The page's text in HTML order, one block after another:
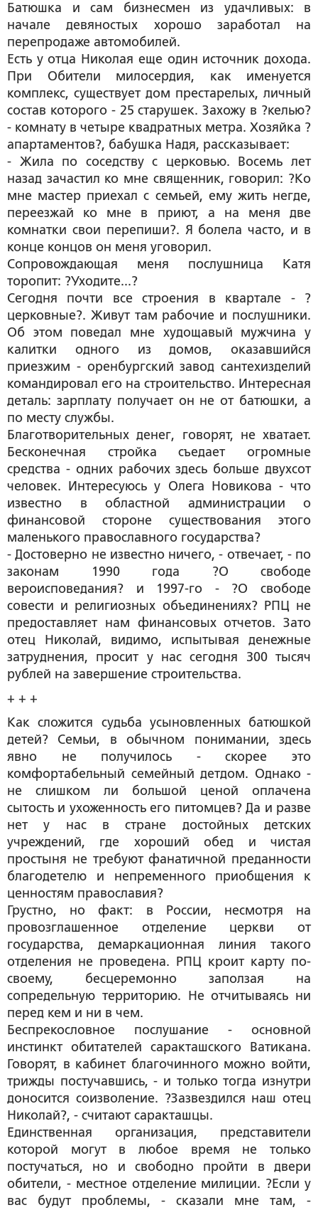
Батюшка и сам бизнесмен из удачливых: в
начале девяностых хорошо заработал на
перепродаже автомобилей.
Есть у отца Николая еще один источник дохода.
При Обители милосердия, как именуется
комплекс, существует дом престарелых, личный
состав которого - 25 старушек. Захожу в ?келью?
- комнату в четыре квадратных метра. Хозяйка ?
апартаментов?, бабушка Надя, рассказывает:
- Жила по соседству с церковью. Восемь лет
назад зачастил ко мне священник, говорил: ?Ко
мне мастер приехал с семьей, ему жить негде,
переезжай ко мне в приют, а на меня две
комнатки свои перепиши?. Я болела часто, и в
конце концов он меня уговорил.
Сопровождающая меня послушница Катя
торопит: ?Уходите...?
Сегодня почти все строения в квартале - ?
церковные?. Живут там рабочие и послушники.
Об этом поведал мне худощавый мужчина у
калитки одного из домов, оказавшийся
приезжим - оренбургский завод сантехизделий
командировал его на строительство. Интересная
деталь: зарплату получает он не от батюшки, а
по месту службы.
Благотворительных денег, говорят, не хватает.
Бесконечная стройка съедает огромные
средства - одних рабочих здесь больше двухсот
человек. Интересуюсь у Олега Новикова - что
известно в областной администрации о
финансовой стороне существования этого
маленького православного государства?
- Достоверно не известно ничего, - отвечает, - по
законам 1990 года ?О свободе
вероисповедания? и 1997-го - ?О свободе
совести и религиозных объединениях? РПЦ не
предоставляет нам финансовых отчетов. Зато
отец Николай, видимо, испытывая денежные
затруднения, просит у нас сегодня 300 тысяч
рублей на завершение строительства.
+ + +
Как сложится судьба усыновленных батюшкой
детей? Семьи, в обычном понимании, здесь
явно не получилось - скорее это
комфортабельный семейный детдом. Однако -
не слишком ли большой ценой оплачена
сытость и ухоженность его питомцев? Да и разве
нет у нас в стране достойных детских
учреждений, где хороший обед и чистая
простыня не требуют фанатичной преданности
благодетелю и непременного приобщения к
ценностям православия?
Грустно, но факт: в России, несмотря на
провозглашенное отделение церкви от
государства, демаркационная линия такого
отделения не проведена. РПЦ кроит карту по-
своему, бесцеремонно заползая на
сопредельную территорию. Не отчитываясь ни
перед кем и ни в чем.
Беспрекословное послушание - основной
инстинкт обитателей саракташского Ватикана.
Говорят, в кабинет благочинного можно войти,
трижды постучавшись, - и только тогда изнутри
доносится соизволение. ?Зазвездился наш отец
Николай?, - считают саракташцы.
Единственная организация, представители
которой могут в любое время не только
постучаться, но и свободно пройти в двери
обители, - местное отделение милиции. ?Если у
вас будут проблемы, - сказали мне там, -